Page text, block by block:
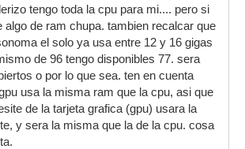
tengo toda la cpu para mi.... pero si
algo de ram chupa. tambien recalcar que
el solo ya usa entre 12 y 16 gigas
de 96 tengo disponibles 77. sera
o por lo que sea. ten en cuenta
usa la misma ram que la cpu, asi que
de la tarjeta grafica (gpu) usara la
y sera la misma que la de la cpu. cosa